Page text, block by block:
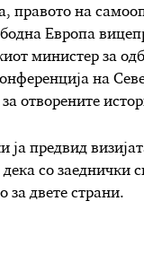
правото на
Европа
министер за
на
за отворените
предвид
со заеднички
за двете страни.